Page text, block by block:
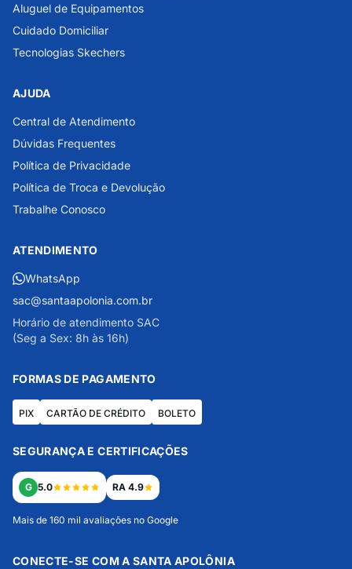
Aluguel de Equipamentos
Cuidado Domiciliar
Tecnologias Skechers
AJUDA
Central de Atendimento
Dúvidas Frequentes
Política de Privacidade
Política de Troca e Devolução
Trabalhe Conosco
ATENDIMENTO
WhatsApp
sac@santaapolonia.com.br
Horário de atendimento SAC
(Seg a Sex: 8h às 16h)
FORMAS DE PAGAMENTO
PIX CARTÃO DE CRÉDITO BOLETO
SEGURANÇA E CERTIFICAÇÕES
G 5.0 RA 4.9
Mais de 160 mil avaliações no Google
CONECTE-SE COM A SANTA APOLÔNIA